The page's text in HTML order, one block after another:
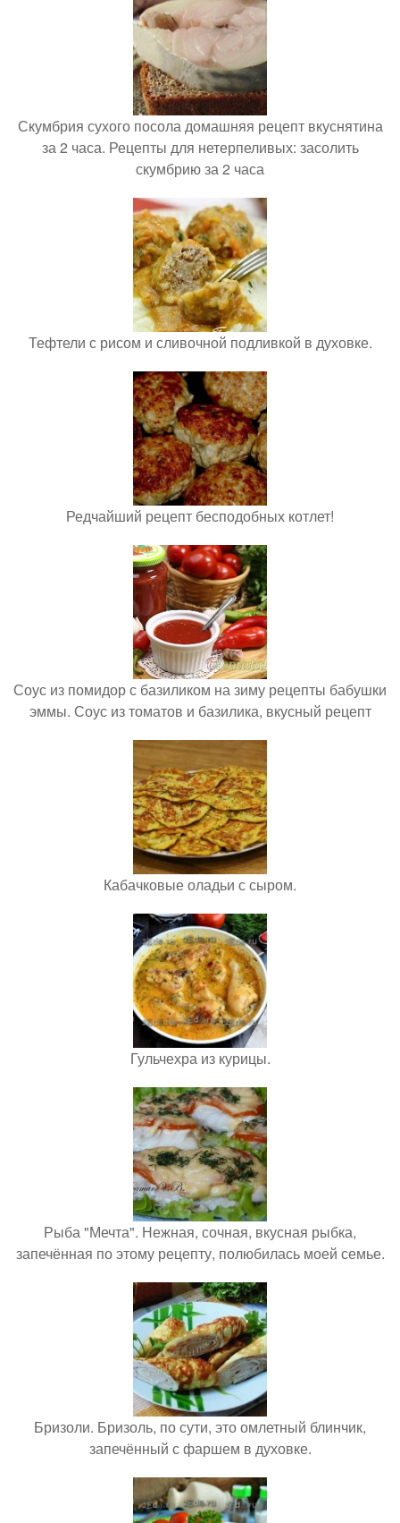
Скумбрия сухого посола домашняя рецепт вкуснятина
за 2 часа. Рецепты для нетерпеливых: засолить
скумбрию за 2 часа
Тефтели с рисом и сливочной подливкой в духовке.
Редчайший рецепт бесподобных котлет!
Соус из помидор с базиликом на зиму рецепты бабушки
эммы. Соус из томатов и базилика, вкусный рецепт
Кабачковые оладьи с сыром.
Гульчехра из курицы.
Рыба "Мечта". Нежная, сочная, вкусная рыбка,
запечённая по этому рецепту, полюбилась моей семье.
Бризоли. Бризоль, по сути, это омлетный блинчик,
запечённый с фаршем в духовке.